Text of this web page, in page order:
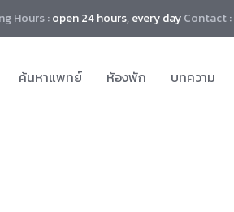
Hours :open 24 hours, every dayContact :
ค้นหาแพทย์ ห้องพัก บทความ